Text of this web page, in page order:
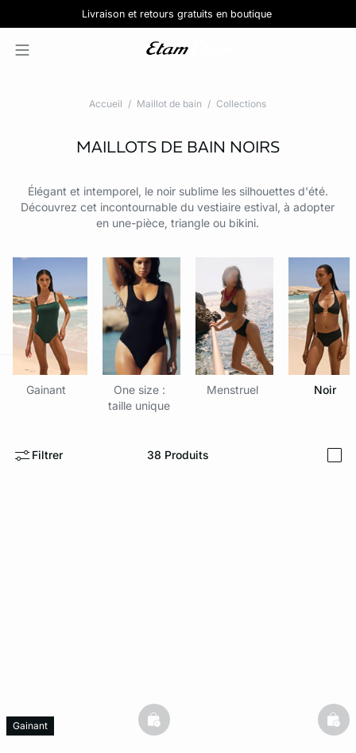
Lingerie en coton Découvrir la collection
Pure Dentelle :Découvrir la nouvelle collection de lingerie
Jolies culottes :5 pour 39,99€
Livraison et retours gratuits en boutique
Accueil Maillot de bain Collections
MAILLOTS DE BAIN NOIRS
Élégant et intemporel, le noir sublime les silhouettes d'été.
Découvrez cet incontournable du vestiaire estival, à adopter
en une-pièce, triangle ou bikini.
Gainant
One size :
taille unique
Menstruel Noir
Filtrer 38 Produits
Gainant basketfull